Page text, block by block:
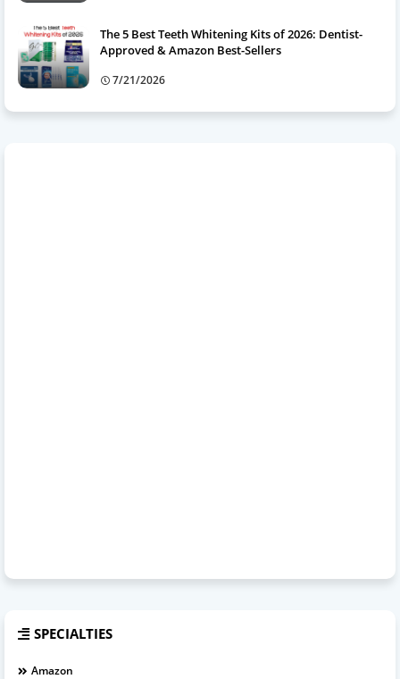
The 5 Best Teeth Whitening Kits of 2026: Dentist-
Approved & Amazon Best-Sellers
7/21/2026
SPECIALTIES
Amazon